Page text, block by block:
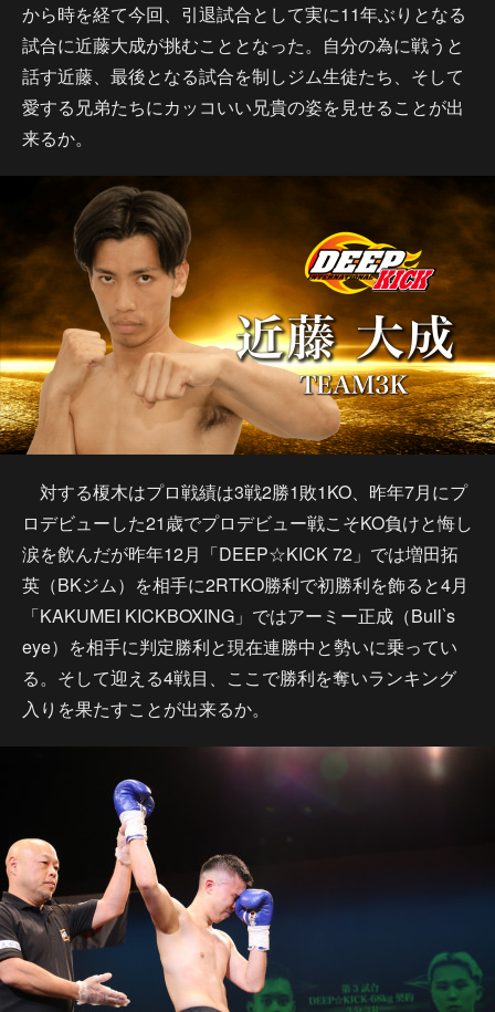
から時を経て今回、引退試合として実に11年ぶりとなる
試合に近藤大成が挑むこととなった。自分の為に戦うと
話す近藤、最後となる試合を制しジム生徒たち、そして
愛する兄弟たちにカッコいい兄貴の姿を見せることが出
来るか。
対する榎木はプロ戦績は3戦2勝1敗1KO、昨年7月にプ
ロデビューした21歳でプロデビュー戦こそKO負けと悔し
涙を飲んだが昨年12月「DEEP☆KICK 72」では増田拓
英（BKジム）を相手に2RTKO勝利で初勝利を飾ると4月
「KAKUMEI KICKBOXING」ではアーミー正成（Bull‵s
eye）を相手に判定勝利と現在連勝中と勢いに乗ってい
る。そして迎える4戦目、ここで勝利を奪いランキング
入りを果たすことが出来るか。